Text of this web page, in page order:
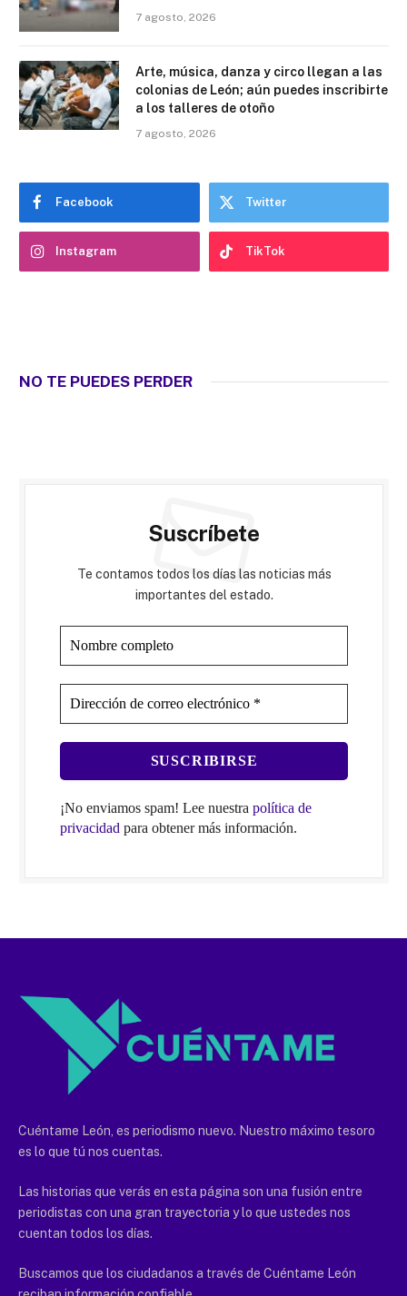
7 agosto, 2026
Arte, música, danza y circo llegan a las
colonias de León; aún puedes inscribirte
a los talleres de otoño
7 agosto, 2026
Facebook Twitter
Instagram TikTok
NO TE PUEDES PERDER
Suscríbete
Te contamos todos los días las noticias más
importantes del estado.
¡No enviamos spam! Lee nuestra política de
privacidad para obtener más información.
Cuéntame León, es periodismo nuevo. Nuestro máximo tesoro
es lo que tú nos cuentas.
Las historias que verás en esta página son una fusión entre
periodistas con una gran trayectoria y lo que ustedes nos
cuentan todos los días.
Buscamos que los ciudadanos a través de Cuéntame León